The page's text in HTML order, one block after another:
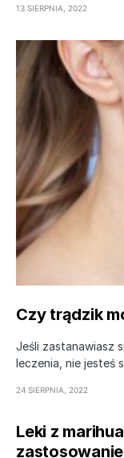
13 SIERPNIA, 2022
Czy trądzik
Jeśli zastanawiasz
leczenia, nie jesteś
24 SIERPNIA, 2022
Leki z